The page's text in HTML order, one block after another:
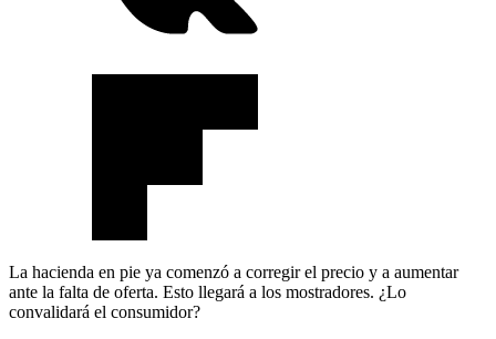
La hacienda en pie ya comenzó a corregir el precio y a aumentar
ante la falta de oferta. Esto llegará a los mostradores. ¿Lo
convalidará el consumidor?